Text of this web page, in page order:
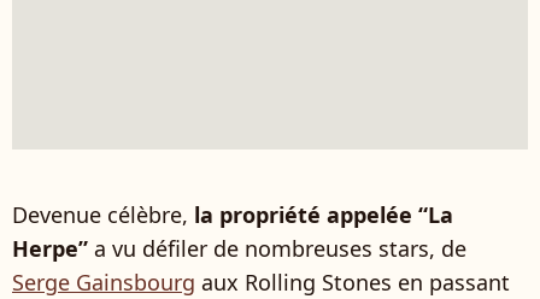
Devenue célèbre, la propriété appelée “La
Herpe” a vu défiler de nombreuses stars, de
Serge Gainsbourg aux Rolling Stones en passant